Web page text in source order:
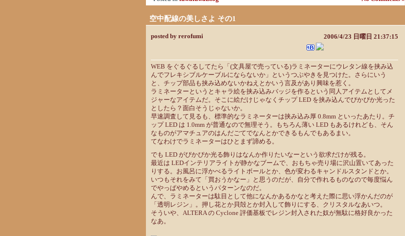
空中配線の美しさよ その1
posted by rerofumi 2006/4/23 日曜日 21:37:15
WEB をぐるぐるしてたら「(文具屋で売っている)ラミネーターにウレタン線を挟み込
んでフレキシブルケーブルにならないか」というつぶやきを見つけた。さらにいう
と、チップ部品も挟み込めないかねえとかいう言及があり興味を惹く。
ラミネーターというとキャラ絵を挟み込みバッジを作るという同人アイテムとしてメ
ジャーなアイテムだ。そこに絵だけじゃなくチップ LED を挟み込んでぴかぴか光った
としたら？面白そうじゃないか。
早速調査して見るも、標準的なラミネーターは挟み込み厚 0.8mm といったあたり。チ
ップ LED は 1.0mm が普通なので無理そう。もちろん薄い LED もあるけれども、そん
なものがアマチュアのはんだごてでなんとかできるもんでもあるまい。
てなわけでラミネーターはひとまず諦める。
でも LED がぴかぴか光る飾りはなんか作りたいなーという欲求だけが残る。
最近は LEDインテリアライトが静かなブームで、おもちゃ売り場に沢山置いてあった
りする。お風呂に浮かべるライトボールとか、色が変わるキャンドルスタンドとか。
いつもそれをみて「買おうかなー」と思うのだが、自分で作れるものなので毎度悩ん
でやっぱやめるというパターンなのだ。
んで、ラミネーターは駄目として他になんかあるかなと考えた際に思い浮かんだのが
「透明レジン」。押し花とか貝殻とか封入して飾りにする、クリスタルなあいつ。
そういや、ALTERA の Cyclone 評価基板でレジン封入された奴が無駄に格好良かった
なあ。